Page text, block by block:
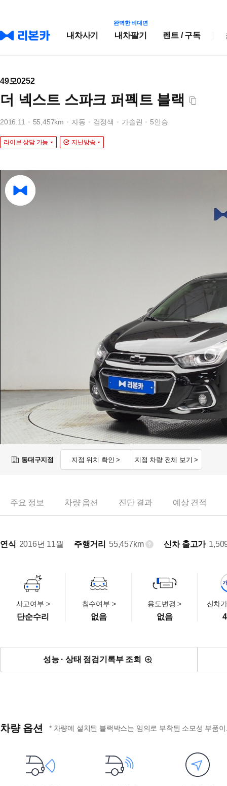
내차사기
완벽한 비대면
내차팔기 렌트 / 구독
49모0252
더 넥스트 스파크 퍼펙트 블랙
2016.11 55,457km 자동 검정색 가솔린 5인승
라이브 상담 가능 지난방송
동대구지점 지점 위치 확인 > 지점 차량 전체 보기 >
주요 정보 차량 옵션 진단 결과 예상 견적
연식 2016년 11월 주행거리 55,457km 신차 출고가
사고여부 >
단순수리
침수여부 >
없음
용도변경 >
없음
신차
성능 · 상태 점검기록부 조회
차량 옵션 * 차량에 설치된 블랙박스는 임의로 부착된 소모성 부품